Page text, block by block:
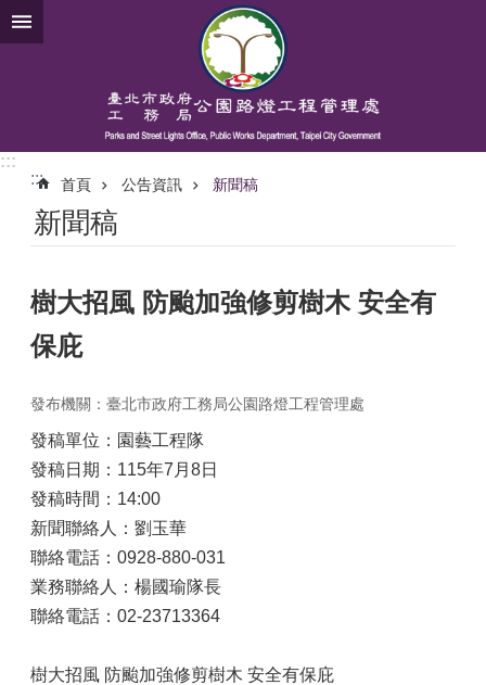
跳到主要內容區塊
:::
:::
首頁 公告資訊 新聞稿
新聞稿
樹大招風 防颱加強修剪樹木 安全有
保庇
發布機關：臺北市政府工務局公園路燈工程管理處
發稿單位：園藝工程隊
發稿日期：115年7月8日
發稿時間：14:00
新聞聯絡人：劉玉華
聯絡電話：0928-880-031
業務聯絡人：楊國瑜隊長
聯絡電話：02-23713364
樹大招風 防颱加強修剪樹木 安全有保庇